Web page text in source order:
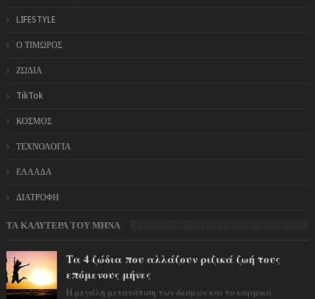
LIFESTYLE
Ο ΤΙΜΩΡΟΣ
ΖΩΔΙΑ
TikTok
ΚΟΣΜΟΣ
ΤΕΧΝΟΛΟΓΙΑ
ΕΛΛΑΔΑ
ΔΙΑΤΡΟΦΗ
ΤΑ ΚΑΛΥΤΕΡΑ ΤΟΥ ΜΗΝΑ
Τα 4 ζώδια που αλλάζουν ριζικά ζωή τους
επόμενους μήνες
Η μεγάλη μετατόπιση των δεσμών και το καρμικό